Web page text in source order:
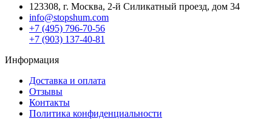
123308, г. Москва, 2-й Силикатный проезд, дом 34
info@stopshum.com
+7 (495) 796-70-56
+7 (903) 137-40-81
Информация
Доставка и оплата
Отзывы
Контакты
Политика конфиденциальности